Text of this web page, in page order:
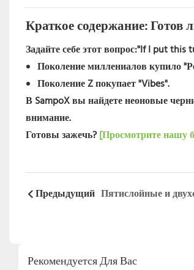
Краткое содержание: Готов
Задайте себе этот вопрос:"If I put this
Поколение миллениалов купило
Поколение Z покупает "Vibes".
В SampoX вы найдете неоновые
внимание.
Готовы зажечь?[Просмотрите нашу
Предыдущий
Рекомендуется Для Вас